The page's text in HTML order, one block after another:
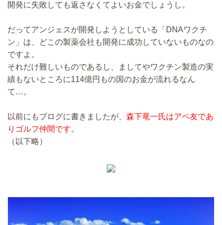
開発に失敗しても返さなくてよいお金でしょうし。
だってアンジェスが開発しようとしている「DNAワクチ
ン」は、どこの製薬会社も開発に成功していないものなの
ですよ。
それだけ難しいものであるし、ましてやワクチン製造の実
績もないところに114億円もの国のお金が流れるなん
て…。
以前にもブログに書きましたが、 森下竜一氏はアベ友であ
りゴルフ仲間です。
（以下略）